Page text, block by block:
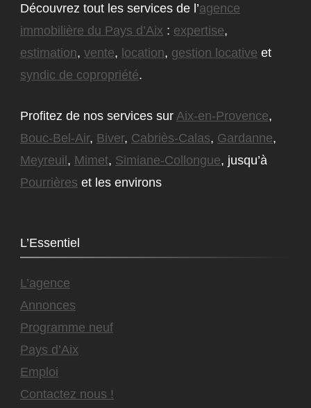
Découvrez tout les services de l’agence
immobilière du Pays d’Aix : expertise,
estimation, vente, location, gestion locative et
syndic de copropriété.
Profitez de nos services sur Aix-en-Provence,
Bouc-Bel-Air, Biver, Cabriès-Calas, Gardanne,
Meyreuil, Mimet, Simiane-Collongue, jusqu’à
Pourrières et les environs
L’Essentiel
L’agence
Annonces
Programme neuf
Pays d’Aix
Emploi
Contactez nous !